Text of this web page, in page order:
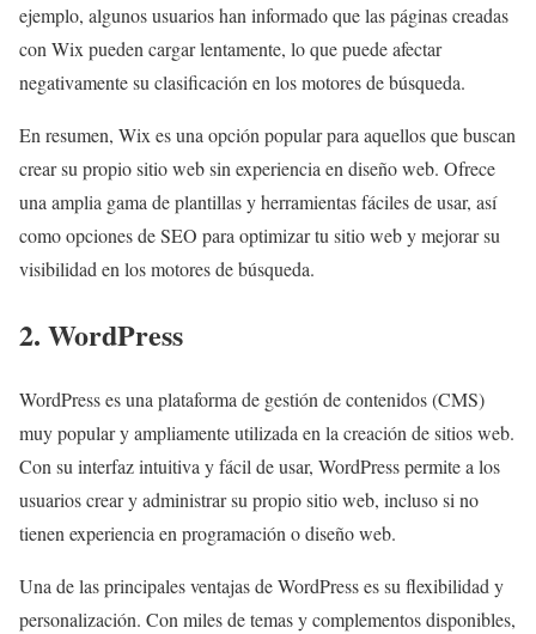
ejemplo, algunos usuarios han informado que las páginas creadas
con Wix pueden cargar lentamente, lo que puede afectar
negativamente su clasificación en los motores de búsqueda.
En resumen, Wix es una opción popular para aquellos que buscan
crear su propio sitio web sin experiencia en diseño web. Ofrece
una amplia gama de plantillas y herramientas fáciles de usar, así
como opciones de SEO para optimizar tu sitio web y mejorar su
visibilidad en los motores de búsqueda.
2. WordPress
WordPress es una plataforma de gestión de contenidos (CMS)
muy popular y ampliamente utilizada en la creación de sitios web.
Con su interfaz intuitiva y fácil de usar, WordPress permite a los
usuarios crear y administrar su propio sitio web, incluso si no
tienen experiencia en programación o diseño web.
Una de las principales ventajas de WordPress es su flexibilidad y
personalización. Con miles de temas y complementos disponibles,